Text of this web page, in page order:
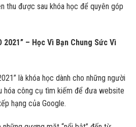
thu được sau khóa học để quyên góp
2021” – Học Vì Bạn Chung Sức Vì
là khóa học dành cho những người
hóa công cụ tìm kiếm để đưa website
hạng của Google.